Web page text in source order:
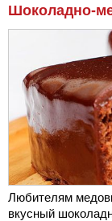
Шоколадно-
Любителям
вкусный